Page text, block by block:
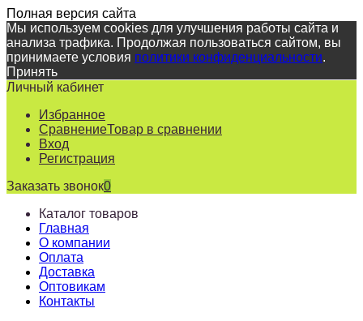
Полная версия сайта
Мы используем cookies для улучшения работы сайта и
анализа трафика. Продолжая пользоваться сайтом, вы
принимаете условия политики конфиденциальности.
Принять
Личный кабинет
Избранное
СравнениеТовар в сравнении
Вход
Регистрация
Заказать звонок0
Каталог товаров
Главная
О компании
Оплата
Доставка
Оптовикам
Контакты